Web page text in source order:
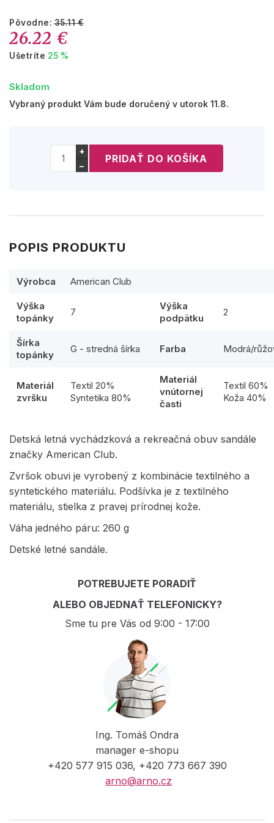
Pôvodne:35.11 €
26.22 €
Ušetríte 25 %
Skladom
Vybraný produkt Vám bude doručený v utorok 11.8.
+
−
POPIS PRODUKTU
Výrobca American Club
Výška
topánky
7
Výška
podpätku
2
Šírka
topánky
G - stredná šírka Farba Modrá/
Materiál
zvršku
Textil 20%
Syntetika 80%
Materiál
vnútornej
časti
Textil 60%
Koža 40%
Detská letná vychádzková a rekreačná obuv sandále
značky American Club.
Zvršok obuvi je vyrobený z kombinácie textilného a
syntetického materiálu. Podšívka je z textilného
materiálu, stielka z pravej prírodnej kože.
Váha jedného páru: 260 g
Detské letné sandále.
POTREBUJETE PORADIŤ
ALEBO OBJEDNAŤ TELEFONICKY?
Sme tu pre Vás od 9:00 - 17:00
Ing. Tomáš Ondra
manager e-shopu
+420 577 915 036, +420 773 667 390
arno@arno.cz